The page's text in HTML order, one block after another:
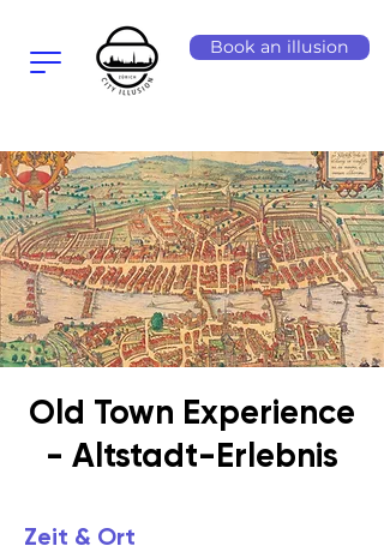
Book an illusion
Old Town Experience
- Altstadt-Erlebnis
Zeit & Ort